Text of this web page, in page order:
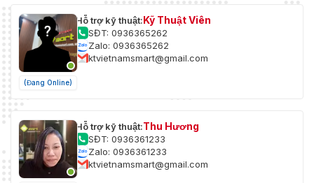
(Đang Online)
Hỗ trợ kỹ thuật:Kỹ Thuật Viên
SĐT: 0936365262
Zalo: 0936365262
ktvietnamsmart@gmail.com
Hỗ trợ kỹ thuật:Thu Hương
SĐT: 0936361233
Zalo: 0936361233
ktvietnamsmart@gmail.com